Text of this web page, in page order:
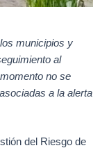
municipios y
al
no se
a la alerta
del Riesgo de